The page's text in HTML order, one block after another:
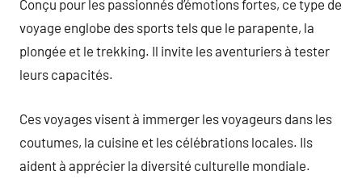
Conçu pour les passionnés d’émotions fortes, ce type de
voyage englobe des sports tels que le parapente, la
plongée et le trekking. Il invite les aventuriers à tester
leurs capacités.
Ces voyages visent à immerger les voyageurs dans les
coutumes, la cuisine et les célébrations locales. Ils
aident à apprécier la diversité culturelle mondiale.